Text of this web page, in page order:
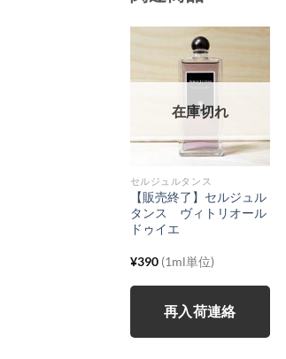
在庫切れ
セルジュルタンス
【販売終了】セルジュル
タンス ヴィトリオール
ドゥイエ
¥390 (1ml単位)
再入荷連絡